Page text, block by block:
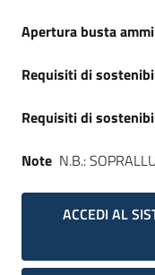
Apertura busta
Requisiti di
Requisiti di
Note N.B.:
ACCEDI AL